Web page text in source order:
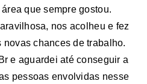
que sempre gostou.
nos acolheu e fez
chances de trabalho.
e aguardei até conseguir a
pessoas envolvidas nesse